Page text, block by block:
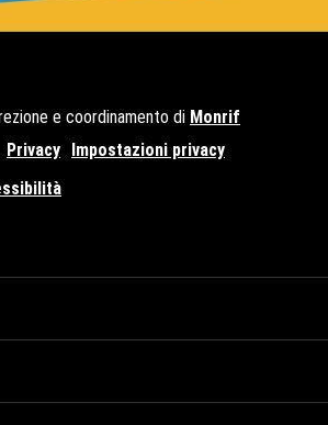
e coordinamento di Monrif
Privacy Impostazioni privacy